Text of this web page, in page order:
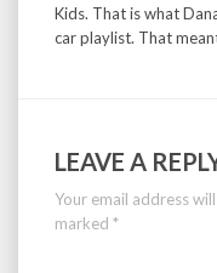
Kids. That is what
car playlist. That
LEAVE A
Your email address
marked *